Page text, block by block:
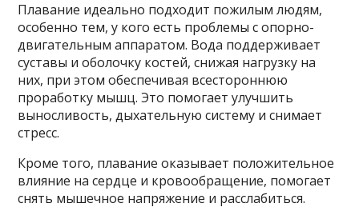
Плавание идеально подходит пожилым людям,
особенно тем, у кого есть проблемы с опорно-
двигательным аппаратом. Вода поддерживает
суставы и оболочку костей, снижая нагрузку на
них, при этом обеспечивая всестороннюю
проработку мышц. Это помогает улучшить
выносливость, дыхательную систему и снимает
стресс.
Кроме того, плавание оказывает положительное
влияние на сердце и кровообращение, помогает
снять мышечное напряжение и расслабиться.